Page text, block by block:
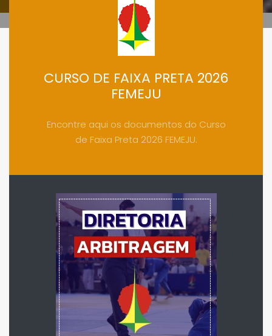
CURSO DE FAIXA PRETA 2026
FEMEJU
Encontre aqui os documentos do Curso
de Faixa Preta 2026 FEMEJU.